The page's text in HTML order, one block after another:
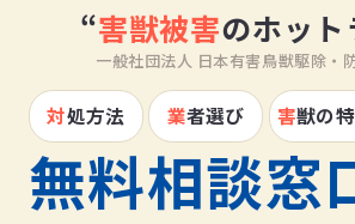
“害獣被害のホット
一般社団法人 日本有害鳥獣駆除・
対処方法 業者選び 害獣の
無料相談窓